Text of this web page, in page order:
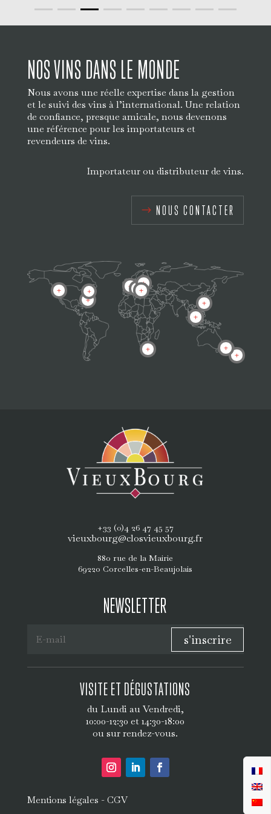
NOS VINS DANS LE MONDE
Nous avons une réelle expertise dans la gestion
et le suivi des vins à l’international. Une relation
de confiance, presque amicale, nous devenons
une référence pour les importateurs et
revendeurs de vins.
Importateur ou distributeur de vins.
NOUS CONTACTER
L
L
L
L
LL
L
L
L
L
L
L
+33 (0)4 26 47 45 57
vieuxbourg@closvieuxbourg.fr
880 rue de la Mairie
69220 Corcelles-en-Beaujolais
NEWSLETTER
s'inscrire
VISITE ET DÉGUSTATIONS
du Lundi au Vendredi,
10:00-12:30 et 14:30-18:00
ou sur rendez-vous.
Mentions légales - CGV